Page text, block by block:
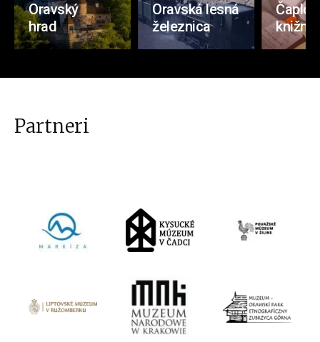
Oravský
hrad
Oravská lesná
železnica
Partneri